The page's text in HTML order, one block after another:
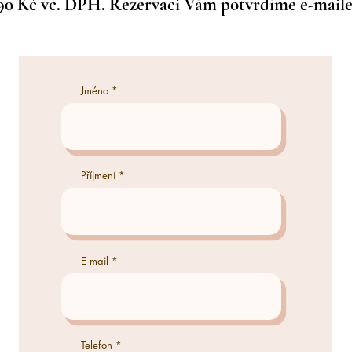
Kč vč. DPH. Rezervaci Vám potvrdíme e-
Jméno
Příjmení
E‑mail
Telefon